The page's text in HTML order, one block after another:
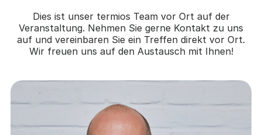
Dies ist unser termios Team vor Ort auf der
Veranstaltung. Nehmen Sie gerne Kontakt zu uns
auf und vereinbaren Sie ein Treffen direkt vor Ort.
Wir freuen uns auf den Austausch mit Ihnen!